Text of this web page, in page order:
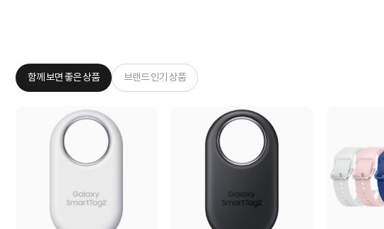
함께 보면 좋은 상품 브랜드 인기 상품